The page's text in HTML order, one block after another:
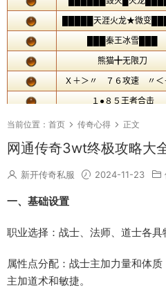
当前位置： 首页 传奇心得 正文
网通传奇3wt终极攻略大
新开传奇私服 2024-11-23
一、基础设置
职业选择：战士、法师、道士各具
属性点分配：战士主加力量和体
主加道术和敏捷。